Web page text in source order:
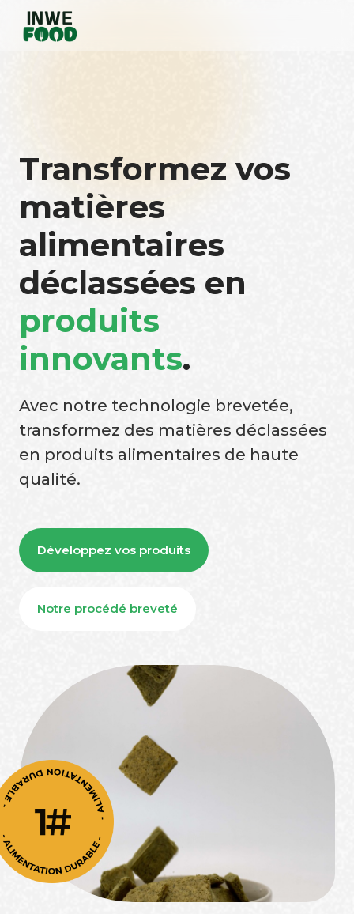
Transformez vos
matières
alimentaires
déclassées en
produits
innovants.
Avec notre technologie brevetée,
transformez des matières déclassées
en produits alimentaires de haute
qualité.
Développez vos produits
Notre procédé breveté